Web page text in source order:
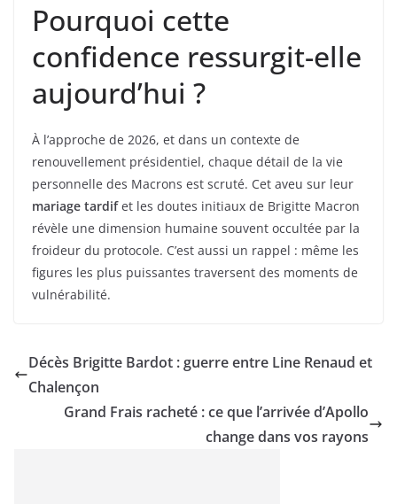
Pourquoi cette
confidence ressurgit-elle
aujourd’hui ?
À l’approche de 2026, et dans un contexte de
renouvellement présidentiel, chaque détail de la vie
personnelle des Macrons est scruté. Cet aveu sur leur
mariage tardifet les doutes initiaux de Brigitte Macron
révèle une dimension humaine souvent occultée par la
froideur du protocole. C’est aussi un rappel : même les
figures les plus puissantes traversent des moments de
vulnérabilité.
Décès Brigitte Bardot : guerre entre Line Renaud et
Chalençon
Grand Frais racheté : ce que l’arrivée d’Apollo
change dans vos rayons